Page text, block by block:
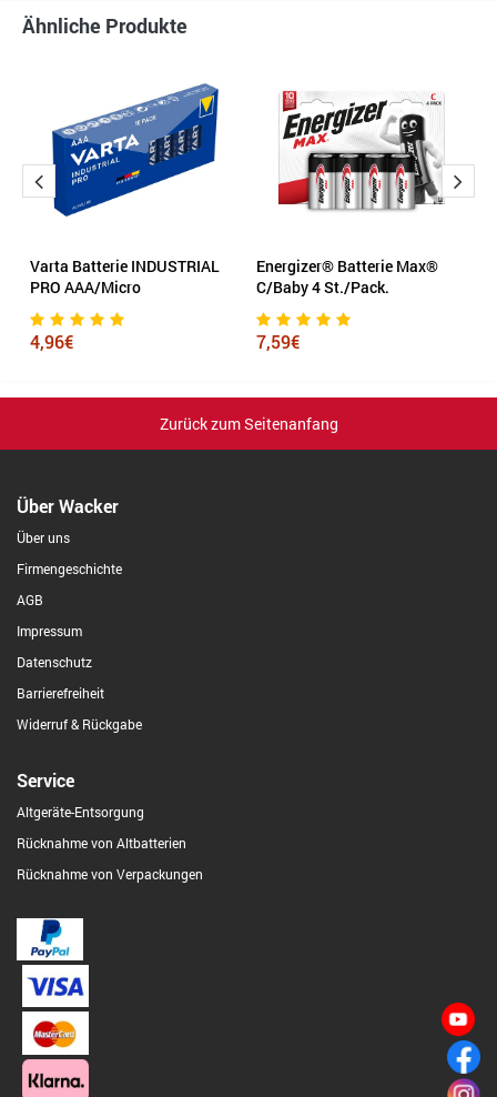
Ähnliche Produkte
Varta Batterie INDUSTRIAL
PRO AAA/Micro
4,96€
Energizer® Batterie Max®
C/Baby 4 St./Pack.
7,59€
Zurück zum Seitenanfang
Über Wacker
Über uns
Firmengeschichte
AGB
Impressum
Datenschutz
Barrierefreiheit
Widerruf & Rückgabe
Service
Altgeräte-Entsorgung
Rücknahme von Altbatterien
Rücknahme von Verpackungen